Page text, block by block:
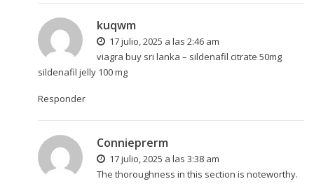
kuqwm
17 julio, 2025 a las 2:46 am
viagra buy sri lanka – sildenafil citrate 50mg
sildenafil jelly 100 mg
Responder
Connieprerm
17 julio, 2025 a las 3:38 am
The thoroughness in this section is noteworthy.